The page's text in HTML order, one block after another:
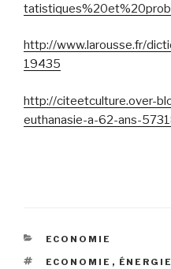
http://www.larousse.fr/
19435
http://citeetculture.over-
euthanasie-a-62-ans-
CATEGORIES
ECONOMIE
TAGS
ECONOMIE , ÉNERGIE